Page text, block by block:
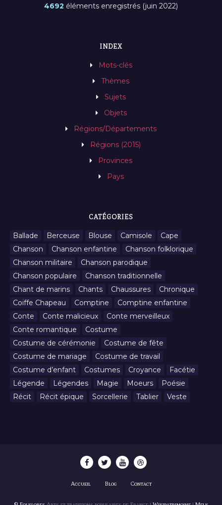
4692 éléments enregistrés (juin 2022)
INDEX
Mots-clés
Thèmes
Sujets
Objets
Régions/Départements
Régions (2015)
Provinces
Pays
CATÉGORIES
Ballade Berceuse Blouse Camisole
Cape
Chanson
Chanson enfantine
Chanson folklorique
Chanson militaire
Chanson parodique
Chanson populaire
Chanson traditionnelle
Chant de marins
Chants Chaussures
Chronique
Coiffe Chapeau
Comptine
Comptine enfantine
Conte
Conte malicieux
Conte merveilleux
Conte romantique
Costume
Costume de cérémonie
Costume de fête
Costume de mariage
Costume de travail
Costume d’enfant
Costumes Croyance
Facétie
Légende
Légendes Magie Moeurs
Poésie
Récit
Récit épique Sorcellerie Tablier Veste
Accueil Blog Contact